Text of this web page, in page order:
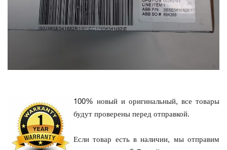
100% новый и оригинальный, все товары
будут проверены перед отправкой.
Если товар есть в наличии, мы отправим